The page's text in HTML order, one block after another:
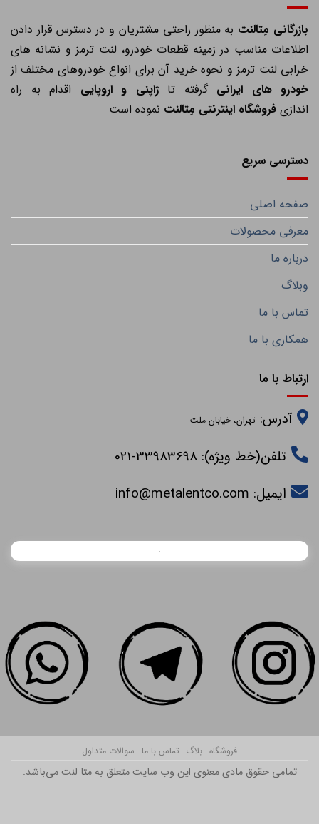
بازرگانی مِتالنتبه منظور راحتی مشتریان و در دسترس قرار دادن
اطلاعات مناسب در زمینه قطعات خودرو، لنت ترمز و نشانه های
خرابی لنت ترمز و نحوه خرید آن برای انواع خودروهای مختلف از
خودرو های ایرانیگرفته تاژاپنی و اروپاییاقدام به راه
اندازیفروشگاه اینترنتی مِتالنتنموده است
دسترسی سریع
صفحه اصلی
معرفی محصولات
درباره ما
وبلاگ
تماس با ما
همکاری با ما
ارتباط با ما
آدرس:تهران، خیابان ملت
تلفن(خط ویژه): 33983698-021
ایمیل:info@metalentco.com
فروشگاه بلاگ تماس با ما سوالات متداول
تمامی حقوق مادی معنوی این وب سایت متعلق به متا لنت می‌باشد.